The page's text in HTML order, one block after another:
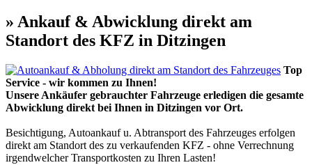
» Ankauf & Abwicklung direkt am
Standort des KFZ in Ditzingen
Top
Service - wir kommen zu Ihnen!
Unsere Ankäufer gebrauchter Fahrzeuge erledigen die gesamte
Abwicklung direkt bei Ihnen in Ditzingen vor Ort.
Besichtigung, Autoankauf u. Abtransport des Fahrzeuges erfolgen
direkt am Standort des zu verkaufenden KFZ - ohne Verrechnung
irgendwelcher Transportkosten zu Ihren Lasten!